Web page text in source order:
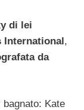
di lei
International,
da
bagnato: Kate